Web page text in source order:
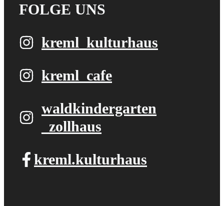
FOLGE UNS
kreml_kulturhaus
kreml_cafe
waldkindergarten​
_zollhaus
kreml.kulturhaus